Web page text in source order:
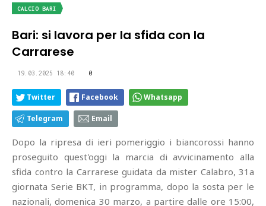
CALCIO BARI
Bari: si lavora per la sfida con la
Carrarese
19.03.2025 18:40 0
Twitter Facebook Whatsapp
Telegram Email
Dopo la ripresa di ieri pomeriggio i biancorossi hanno
proseguito quest'oggi la marcia di avvicinamento alla
sfida contro la Carrarese guidata da mister Calabro, 31a
giornata Serie BKT, in programma, dopo la sosta per le
nazionali, domenica 30 marzo, a partire dalle ore 15:00,